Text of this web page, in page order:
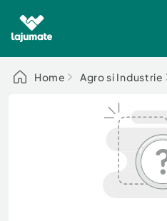
Alege categoria
Auto, moto si
Electronice si
Auto, moto si
Home Agro si Industrie